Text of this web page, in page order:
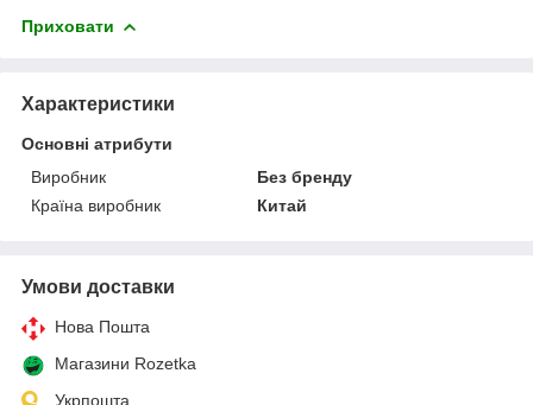
Приховати
Характеристики
Основні атрибути
Виробник
Без бренду
Країна виробник
Китай
Умови доставки
Нова Пошта
Магазини Rozetka
Укрпошта